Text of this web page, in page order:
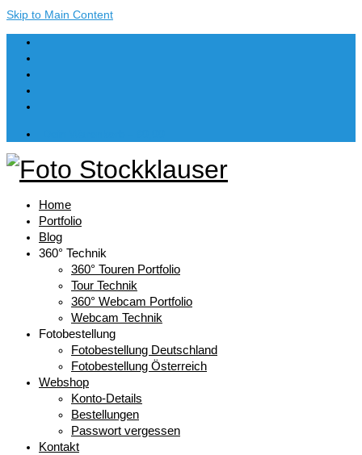
Skip to Main Content
Home
Portfolio
Blog
360° Technik
360° Touren Portfolio
Tour Technik
360° Webcam Portfolio
Webcam Technik
Fotobestellung
Fotobestellung Deutschland
Fotobestellung Österreich
Webshop
Konto-Details
Bestellungen
Passwort vergessen
Kontakt